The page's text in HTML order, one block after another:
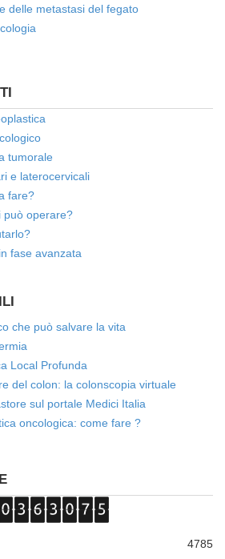
delle metastasi del fegato
tumorale
e laterocervicali
fare?
può operare?
fase avanzata
che può salvare la vita
Local Profunda
del colon: la colonscopia virtuale
sul portale Medici Italia
oncologica: come fare ?
4785